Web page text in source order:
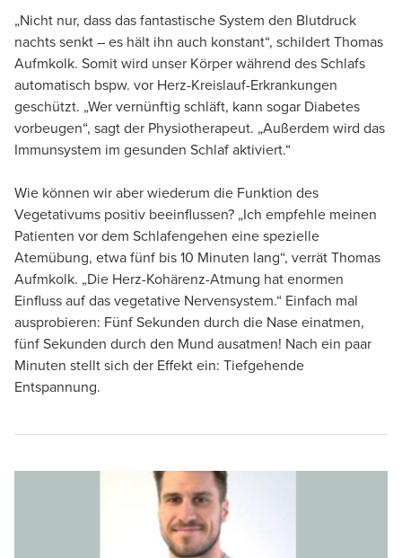
„Nicht nur, dass das fantastische System den Blutdruck
nachts senkt – es hält ihn auch konstant“, schildert Thomas
Aufmkolk. Somit wird unser Körper während des Schlafs
automatisch bspw. vor Herz-Kreislauf-Erkrankungen
geschützt. „Wer vernünftig schläft, kann sogar Diabetes
vorbeugen“, sagt der Physiotherapeut. „Außerdem wird das
Immunsystem im gesunden Schlaf aktiviert.“
Wie können wir aber wiederum die Funktion des
Vegetativums positiv beeinflussen? „Ich empfehle meinen
Patienten vor dem Schlafengehen eine spezielle
Atemübung, etwa fünf bis 10 Minuten lang“, verrät Thomas
Aufmkolk. „Die Herz-Kohärenz-Atmung hat enormen
Einfluss auf das vegetative Nervensystem.“ Einfach mal
ausprobieren: Fünf Sekunden durch die Nase einatmen,
fünf Sekunden durch den Mund ausatmen! Nach ein paar
Minuten stellt sich der Effekt ein: Tiefgehende
Entspannung.